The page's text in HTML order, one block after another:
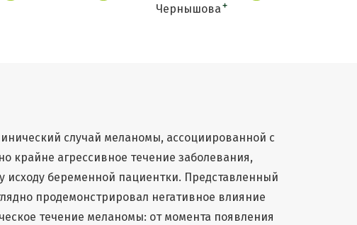
Чернышова +
случай меланомы, ассоциированной с
крайне агрессивное течение заболевания,
исходу беременной пациентки. Представленный
продемонстрировал негативное влияние
течение меланомы: от момента появления